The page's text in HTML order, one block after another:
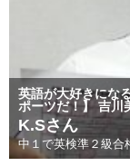
英語が大好きにな
ポーツだ！】 吉川
K.Sさん
中１で英検準２級合